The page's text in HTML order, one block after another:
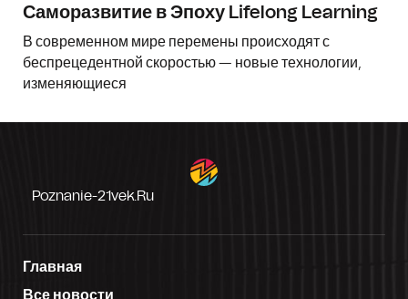
Саморазвитие в Эпоху Lifelong Learning
В современном мире перемены происходят с
беспрецедентной скоростью — новые технологии,
изменяющиеся
Poznanie-21vek.ru
Главная
Все новости